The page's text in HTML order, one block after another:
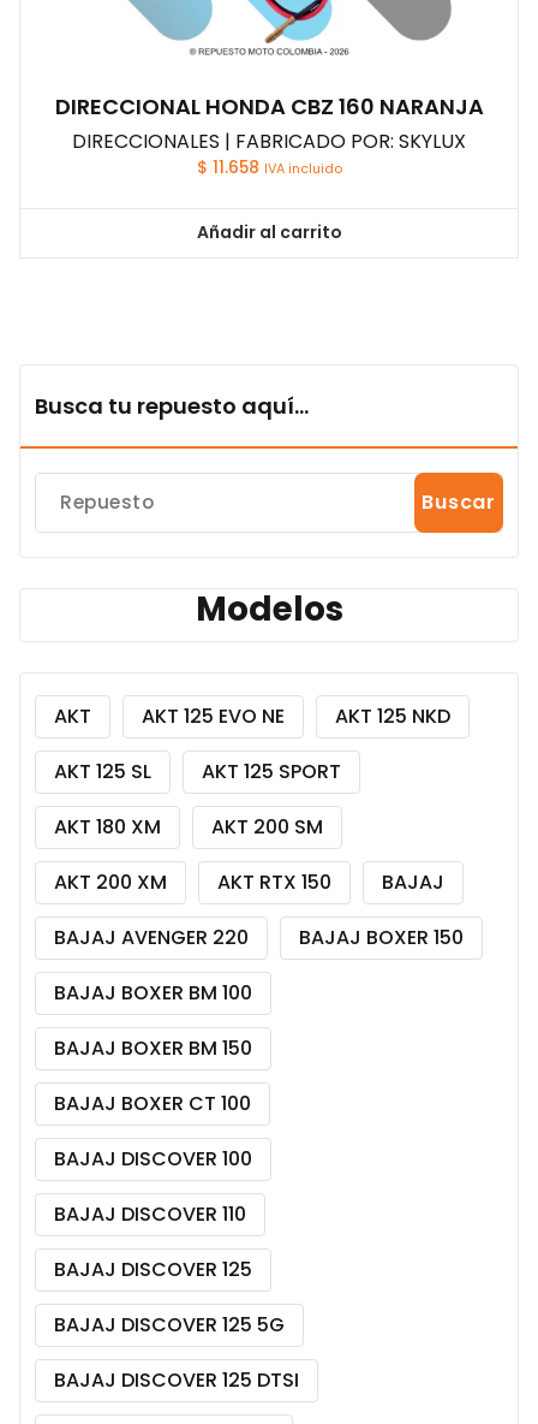
DIRECCIONAL HONDA CBZ 160 NARANJA
DIRECCIONALES | FABRICADO POR: SKYLUX
$ 11.658 IVA incluido
Añadir al carrito
Busca tu repuesto aquí...
Buscar
Modelos
AKT AKT 125 EVO NE
AKT 125 NKD
AKT 125 SL
AKT 125 SPORT
AKT 180 XM
AKT 200 SM
AKT 200 XM
AKT RTX 150
BAJAJ
BAJAJ AVENGER 220
BAJAJ BOXER 150
BAJAJ BOXER BM 100
BAJAJ BOXER BM 150
BAJAJ BOXER CT 100
BAJAJ DISCOVER 100
BAJAJ DISCOVER 110
BAJAJ DISCOVER 125
BAJAJ DISCOVER 125 5G
BAJAJ DISCOVER 125 DTSI